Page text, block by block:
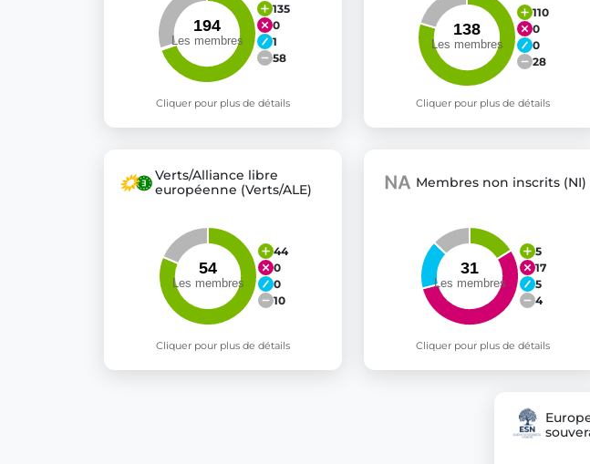
135
0
1
58
Cliquer pour plus de détails
110
0
0
28
Cliquer pour plus de détails
Verts/Alliance libre
européenne (Verts/ALE)
44
0
0
10
Cliquer pour plus de détails
Membres non inscrits (NI)
5
17
5
4
Cliquer pour plus de détails